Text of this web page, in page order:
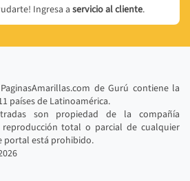
Ingresa a servicio al cliente.
de Gurú contiene la
países de Latinoamérica.
son propiedad de la compañía
total o parcial de cualquier
portal está prohibido.